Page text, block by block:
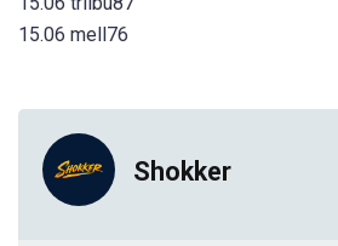
15.06 mell76
Shokker